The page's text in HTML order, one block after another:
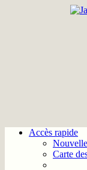
Accès rapide
Carte